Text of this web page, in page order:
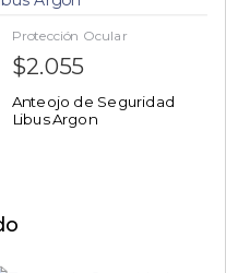
Protección Ocular
$2.055
Anteojo de Seguridad
Libus Argon